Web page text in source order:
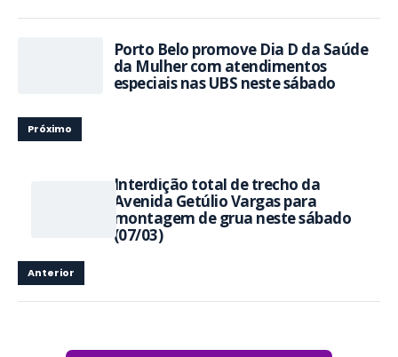
Porto Belo promove Dia D da Saúde
da Mulher com atendimentos
especiais nas UBS neste sábado
Próximo
Interdição total de trecho da
Avenida Getúlio Vargas para
montagem de grua neste sábado
(07/03)
Anterior